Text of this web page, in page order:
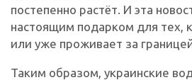
постепенно растёт. И эта
настоящим подарком для тех,
или уже проживает за
Таким образом, украинские